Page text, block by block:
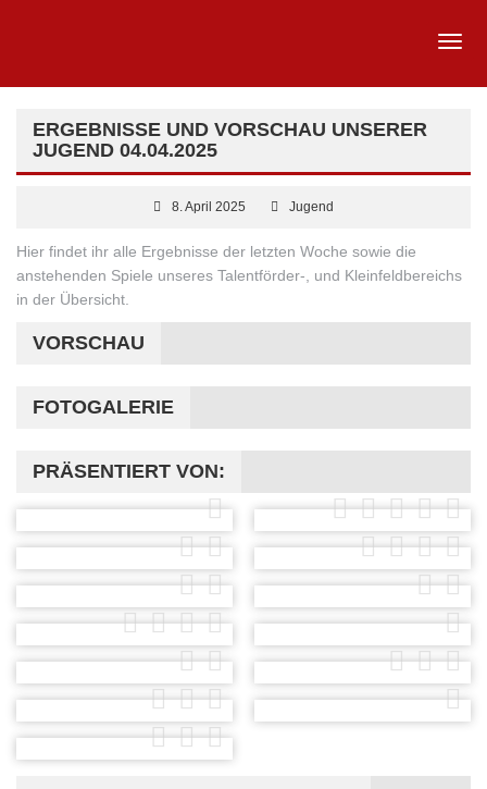
ERGEBNISSE UND VORSCHAU UNSERER
JUGEND 04.04.2025
8. April 2025 Jugend
Hier findet ihr alle Ergebnisse der letzten Woche sowie die
anstehenden Spiele unseres Talentförder-, und Kleinfeldbereichs
in der Übersicht.
VORSCHAU
FOTOGALERIE
PRÄSENTIERT VON: